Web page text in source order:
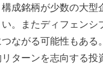
成銘柄が少数の大
。またディフェン
ながる可能性もある
ターンを志向する